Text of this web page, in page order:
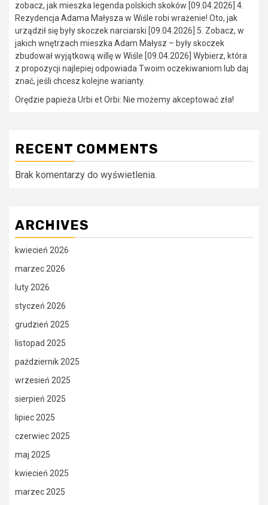
zobacz, jak mieszka legenda polskich skoków [09.04.2026] 4.
Rezydencja Adama Małysza w Wiśle robi wrażenie! Oto, jak
urządził się były skoczek narciarski [09.04.2026] 5. Zobacz, w
jakich wnętrzach mieszka Adam Małysz – były skoczek
zbudował wyjątkową willę w Wiśle [09.04.2026] Wybierz, która
z propozycji najlepiej odpowiada Twoim oczekiwaniom lub daj
znać, jeśli chcesz kolejne warianty.
Orędzie papieża Urbi et Orbi: Nie możemy akceptować zła!
RECENT COMMENTS
Brak komentarzy do wyświetlenia.
ARCHIVES
kwiecień 2026
marzec 2026
luty 2026
styczeń 2026
grudzień 2025
listopad 2025
październik 2025
wrzesień 2025
sierpień 2025
lipiec 2025
czerwiec 2025
maj 2025
kwiecień 2025
marzec 2025